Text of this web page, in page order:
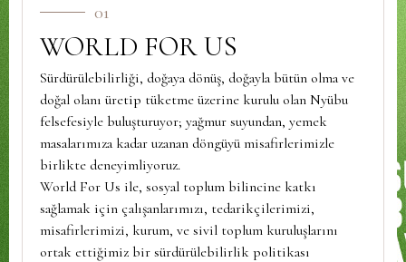
01
WORLD FOR US
Sürdürülebilirliği, doğaya dönüş, doğayla bütün olma ve
doğal olanı üretip tüketme üzerine kurulu olan Nyübu
felsefesiyle buluşturuyor; yağmur suyundan, yemek
masalarımıza kadar uzanan döngüyü misafirlerimizle
birlikte deneyimliyoruz.
World For Us ile, sosyal toplum bilincine katkı
sağlamak için çalışanlarımızı, tedarikçilerimizi,
misafirlerimizi, kurum, ve sivil toplum kuruluşlarını
ortak ettiğimiz bir sürdürülebilirlik politikası